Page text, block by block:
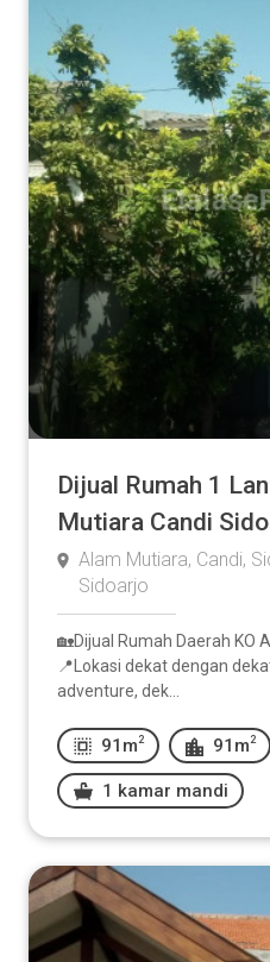
Dijual Rumah 1
Mutiara Candi
Alam Mutiara, Candi,
Sidoarjo
🏡Dijual Rumah Daerah KO
📍Lokasi dekat dengan
adventure, dek...
91m 2 91m 2
1 kamar mandi